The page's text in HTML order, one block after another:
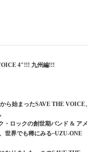
4"!!! 九州編!!!
ら始まったSAVE THE VOICE、
・ロックの創世期バンド & アメ
世界でも稀にみる~UZU-ONE